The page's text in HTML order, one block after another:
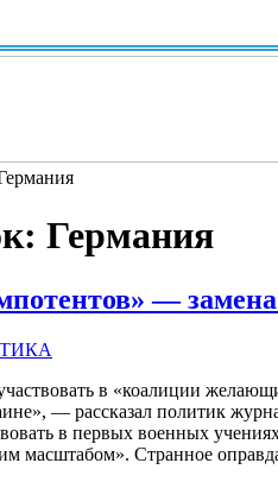
Германия
—
в «коалиции
— рассказал политик
в первых военных
масштабом». Странное